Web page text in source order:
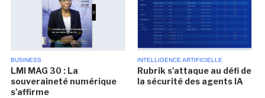
BUSINESS
LMI MAG 30 : La
souveraineté numérique
s'affirme
INTELLIGENCE ARTIFICIELLE
Rubrik s'attaque au défi de
la sécurité des agents IA